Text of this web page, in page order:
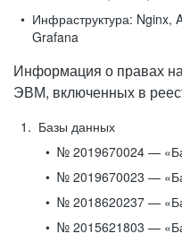
Инфраструктура: Nginx,
Grafana
Информация о правах
ЭВМ, включенных в
Базы данных
№ 2019670024 —
№ 2019670023 —
№ 2018620237 —
№ 2015621803 —